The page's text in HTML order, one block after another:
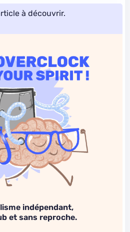
à découvrir.
indépendant,
et sans reproche.